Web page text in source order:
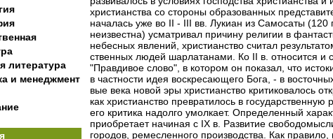
литература
и менеджмент
христианства со стороны образованных
началась уже во II - III вв. Лукиан из Самосаты (120
неизвестна) усматривал причину религии в
небесных явлений, христианство считал
ственных людей шарлатанами. Ко II в. относится и
"Правдивое слово", в котором он показал, что
в частности идея воскресающего Бога, - в
вые века новой эры христианство критиковалось
как христианство превратилось в государственную
его критика надолго умолкает. Определенный
приобретает начиная с IX в. Развитие
городов, ремесленного производства. Как